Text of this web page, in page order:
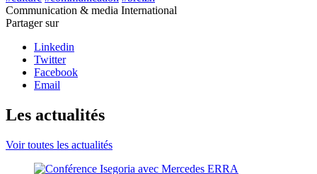
Communication & media International
Partager sur
Linkedin
Twitter
Facebook
Email
Les actualités
Voir toutes les actualités